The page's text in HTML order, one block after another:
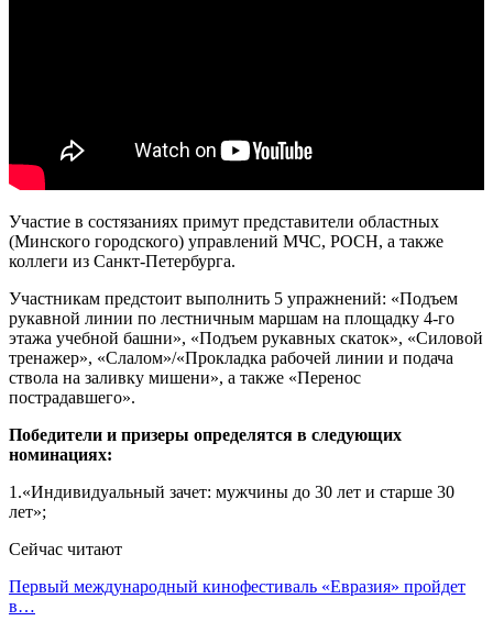
Участие в состязаниях примут представители областных
(Минского городского) управлений МЧС, РОСН, а также
коллеги из Санкт-Петербурга.
Участникам предстоит выполнить 5 упражнений: «Подъем
рукавной линии по лестничным маршам на площадку 4-го
этажа учебной башни», «Подъем рукавных скаток», «Силовой
тренажер», «Слалом»/«Прокладка рабочей линии и подача
ствола на заливку мишени», а также «Перенос
пострадавшего».
Победители и призеры определятся в следующих
номинациях:
1.«Индивидуальный зачет: мужчины до 30 лет и старше 30
лет»;
Сейчас читают
Первый международный кинофестиваль «Евразия» пройдет
в…